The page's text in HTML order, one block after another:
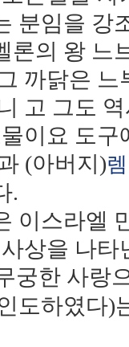
분임을 강
론의 왕 느
까닭은
고 그도
이요 도
(아버지)
.
이스라엘
상을 나타
궁한 사랑
도하였다)